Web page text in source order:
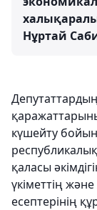
Нұртай
күшейту
қаласы
үкіметтің
есептерінің